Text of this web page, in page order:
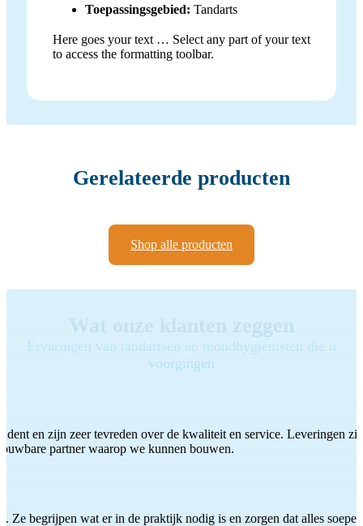
Toepassingsgebied: Tandarts
Here goes your text … Select any part of your text
to access the formatting toolbar.
Gerelateerde producten
Shop alle producten
Ervaringen van tandartsen en mondhygiënisten die u
voorgingen
en zijn zeer tevreden over de kwaliteit en service. Leveringen
partner waarop we kunnen bouwen.
Ze begrijpen wat er in de praktijk nodig is en zorgen dat alles